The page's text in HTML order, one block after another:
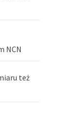
NCN
też